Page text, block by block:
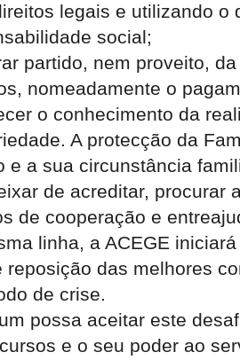
legais e utilizando o
social;
partido, nem proveito,
nomeadamente o
o conhecimento da
A protecção da
e a sua circunstância
de acreditar, procurar
de cooperação e
linha, a ACEGE
reposição das melhores
de crise.
possa aceitar este
e o seu poder ao